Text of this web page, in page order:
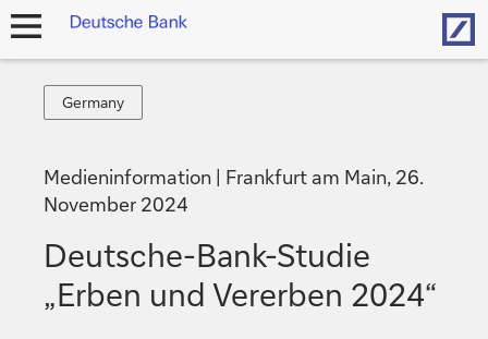
Navigation
Germany
Germany
Medieninformation Frankfurt am Main, 26.
November 2024
Deutsche-Bank-Studie
„Erben und Vererben 2024“